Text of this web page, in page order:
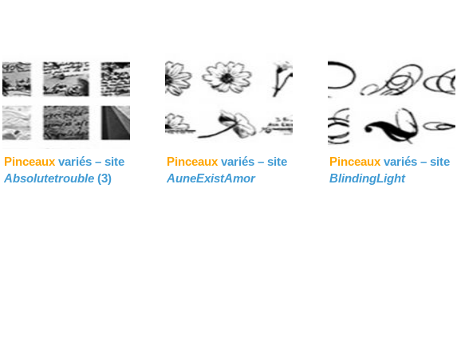
Pinceaux variés – site
Absolutetrouble (3)
Pinceaux variés – site
AuneExistAmor
Pinceaux variés – site
BlindingLight